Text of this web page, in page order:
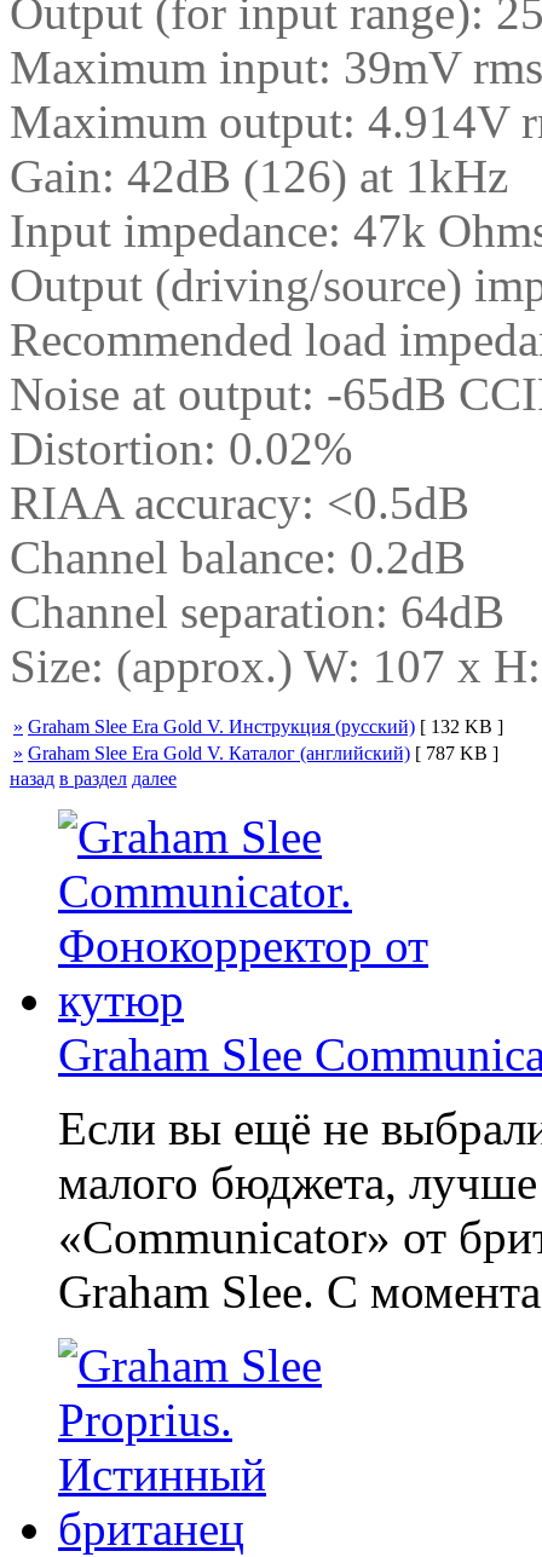
Output (for input range):
Maximum input: 39mV rms
Maximum output: 4.914V
Gain: 42dB (126) at 1kHz
Input impedance: 47k
Output (driving/source)
Recommended load
Noise at output: -65dB
Distortion: 0.02%
RIAA accuracy: <0.5dB
Channel balance: 0.2dB
Channel separation: 64dB
Size: (approx.) W: 107 x
» Graham Slee Era Gold V. Инструкция (русский) [ 132 KB ]
» Graham Slee Era Gold V. Каталог (английский) [ 787 KB ]
назад в раздел далее
Graham Slee
Если вы ещё не
малого бюджета, лучше
«Communicator» от
Graham Slee. С